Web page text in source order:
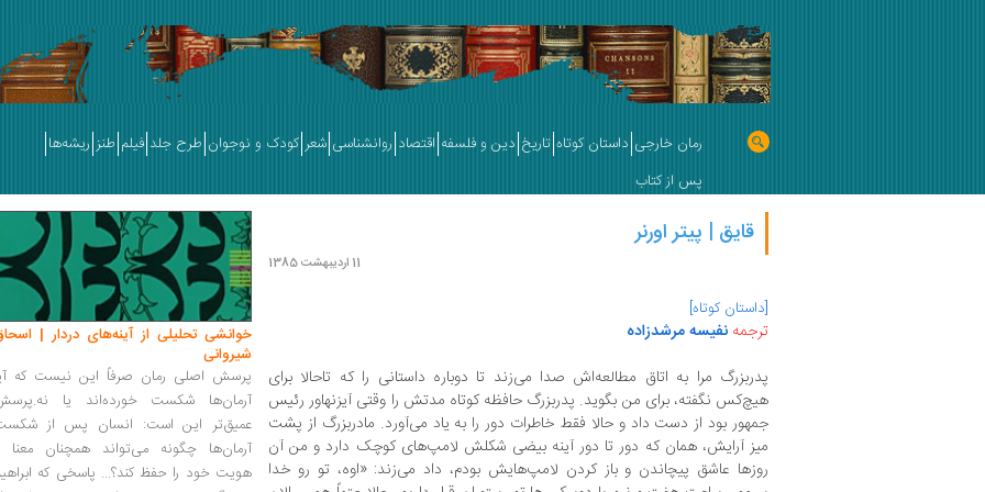
رمان خارجی داستان کوتاه تاریخ دین و فلسفه اقتصاد روانشناسی شعر کودک و نوجوان طرح جلد فیلم طنز ریشه‌ها
پس از کتاب
قایق | پیتر اورنر
11 اردیبهشت 1385
[داستان کوتاه]
ترجمه نفیسه مرشدزاده
پدربزرگ مرا به اتاق مطالعه‌اش صدا می‌زند تا دوباره داستانی را که تاحالا برای
هیچ‌کس نگفته، برای من بگوید. پدربزرگ حافظه کوتاه مدتش را وقتی آیزنهاور رئیس
جمهور بود از دست داد و حالا فقط خاطرات دور را به یاد می‌آورد. مادربزرگ از پشت
میز آرایش، همان که دور تا دور آینه بیضی شکلش لامپ‌های کوچک دارد و من آن
روزها عاشق پیچاندن و باز کردن لامپ‌هایش بودم، داد می‌زند: «اوه، تو رو خدا
خوانشی تحلیلی از آینه‌های دردار |
شیروانی
پرسش اصلی رمان صرفاً این نیست که
آرمان‌ها شکست خورده‌اند یا
عمیق‌تر این است: انسان پس از
آرمان‌ها چگونه می‌تواند همچنان معنا
هویت خود را حفظ کند؟... پاسخی که